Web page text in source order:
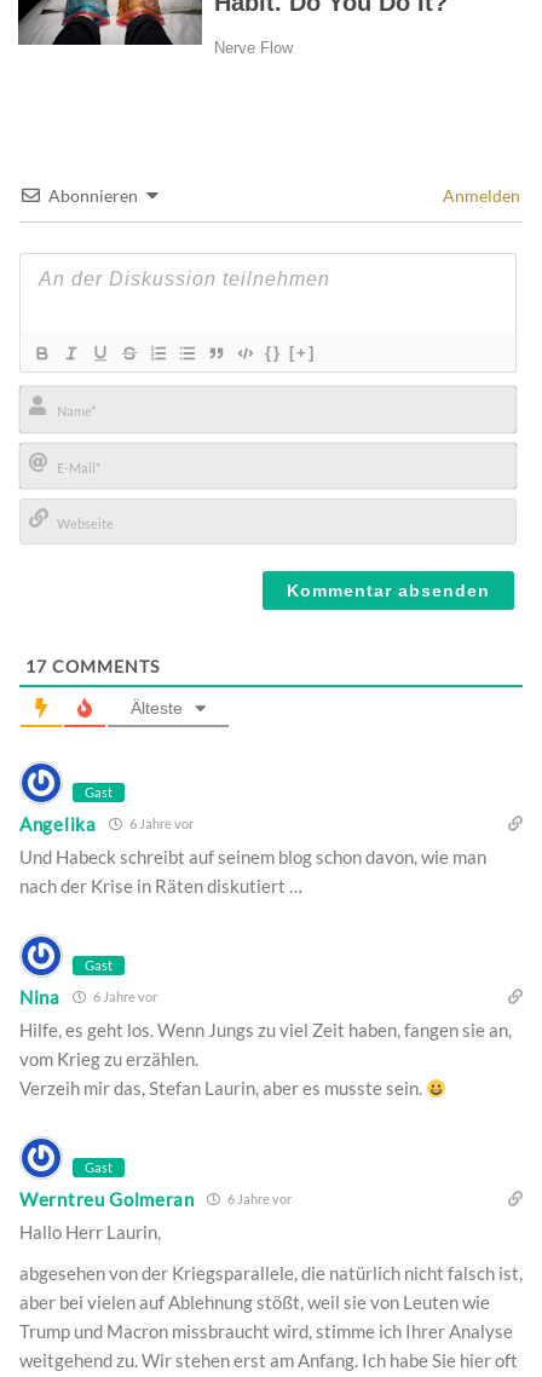
Abonnieren Anmelden
{} [+]
Name*
E-
Mail*
17 COMMENTS
Älteste
Gast
Angelika 6 Jahre vor
Und Habeck schreibt auf seinem blog schon davon, wie man
nach der Krise in Räten diskutiert …
Gast
Nina 6 Jahre vor
Hilfe, es geht los. Wenn Jungs zu viel Zeit haben, fangen sie an,
vom Krieg zu erzählen.
Verzeih mir das, Stefan Laurin, aber es musste sein.
Gast
Werntreu Golmeran 6 Jahre vor
Hallo Herr Laurin,
abgesehen von der Kriegsparallele, die natürlich nicht falsch ist,
aber bei vielen auf Ablehnung stößt, weil sie von Leuten wie
Trump und Macron missbraucht wird, stimme ich Ihrer Analyse
weitgehend zu. Wir stehen erst am Anfang. Ich habe Sie hier oft